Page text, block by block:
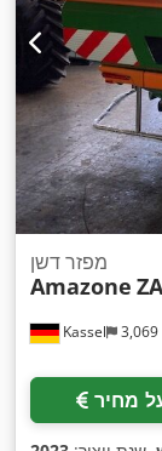
Kassel 3,069
מפזר דשן
Amazone
מחיר